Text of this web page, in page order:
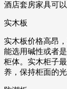
酒店套房家具可
实木板
实木板价格高昂
能选用碱性或者
柜体。实木柜子
养，保持柜面的光